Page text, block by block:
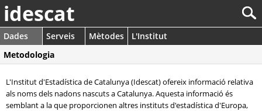
idescat
Dades Serveis Mètodes
L'Institut
Metodologia
L'Institut d'Estadística de Catalunya (Idescat) ofereix informació relativa
als noms dels nadons nascuts a Catalunya. Aquesta informació és
semblant a la que proporcionen altres instituts d'estadística d'Europa,